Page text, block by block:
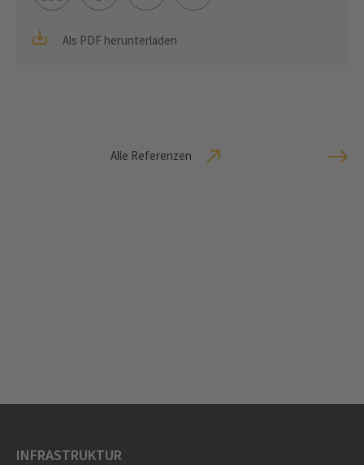
Als PDF herunterladen
Alle Referenzen
INFRASTRUKTUR